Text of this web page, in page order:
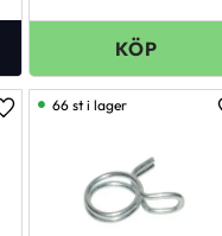
Lägg till i favoriter
66 st i lager